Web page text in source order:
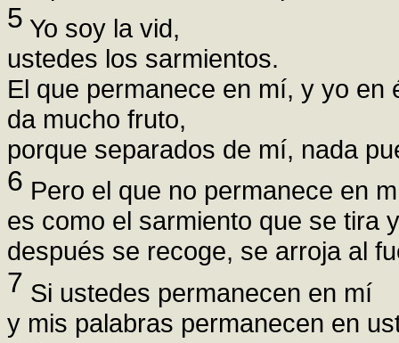
5 Yo soy la vid,
ustedes los sarmientos.
El que permanece en mí, y yo en
da mucho fruto,
porque separados de mí, nada
6 Pero el que no permanece en
es como el sarmiento que se tira
después se recoge, se arroja al
7 Si ustedes permanecen en mí
y mis palabras permanecen en